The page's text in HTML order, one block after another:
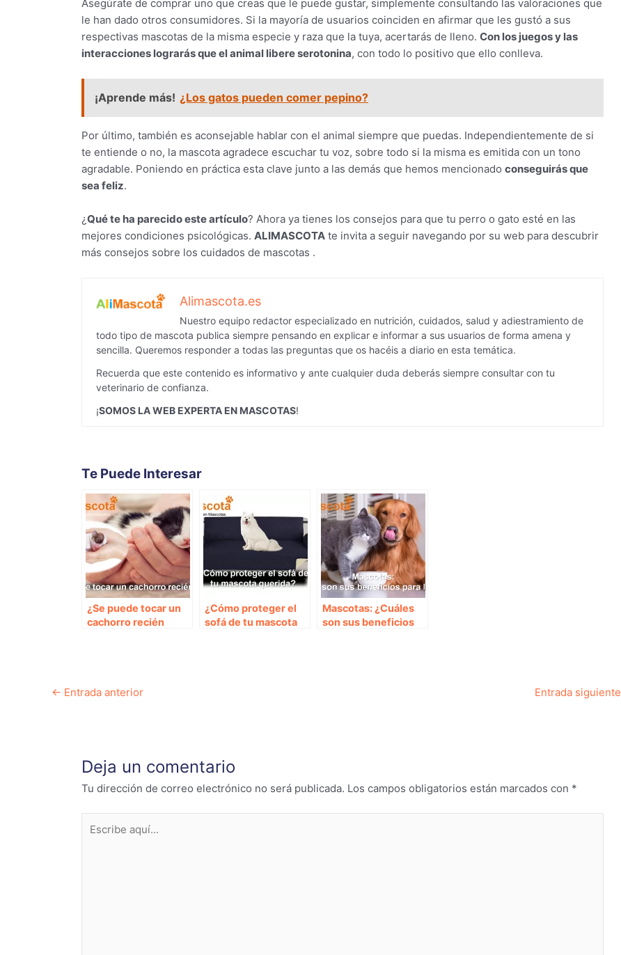
Asegúrate de comprar uno que creas que le puede gustar, simplemente consultando las valoraciones que
le han dado otros consumidores. Si la mayoría de usuarios coinciden en afirmar que les gustó a sus
respectivas mascotas de la misma especie y raza que la tuya, acertarás de lleno. Con los juegos y las
interacciones lograrás que el animal libere serotonina, con todo lo positivo que ello conlleva.
¡Aprende más! ¿Los gatos pueden comer pepino?
Por último, también es aconsejable hablar con el animal siempre que puedas. Independientemente de si
te entiende o no, la mascota agradece escuchar tu voz, sobre todo si la misma es emitida con un tono
agradable. Poniendo en práctica esta clave junto a las demás que hemos mencionado conseguirás que
sea feliz.
¿Qué te ha parecido este artículo? Ahora ya tienes los consejos para que tu perro o gato esté en las
mejores condiciones psicológicas. ALIMASCOTA te invita a seguir navegando por su web para descubrir
más consejos sobre los cuidados de mascotas .
Alimascota.es
Nuestro equipo redactor especializado en nutrición, cuidados, salud y adiestramiento de
todo tipo de mascota publica siempre pensando en explicar e informar a sus usuarios de forma amena y
sencilla. Queremos responder a todas las preguntas que os hacéis a diario en esta temática.
Recuerda que este contenido es informativo y ante cualquier duda deberás siempre consultar con tu
veterinario de confianza.
¡SOMOS LA WEB EXPERTA EN MASCOTAS!
Te Puede Interesar
¿Se puede tocar un
cachorro recién
¿Cómo proteger el
sofá de tu mascota
Mascotas: ¿Cuáles
son sus beneficios
Navegación
← Entrada anterior Entrada siguiente
Deja un comentario
Tu dirección de correo electrónico no será publicada. Los campos obligatorios están marcados con *
aquí...